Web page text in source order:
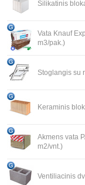
Silikatinis
Vata Knauf
m3/pak.)
Stoglangis su
Keraminis
Akmens vata
m2/vnt.)
Ventiliacinis